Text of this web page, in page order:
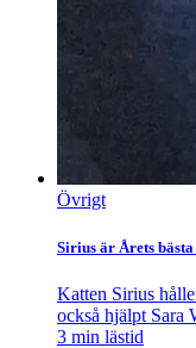
Övrigt
Sirius är Årets
Katten Sirius
också hjälpt Sara
3 min lästid